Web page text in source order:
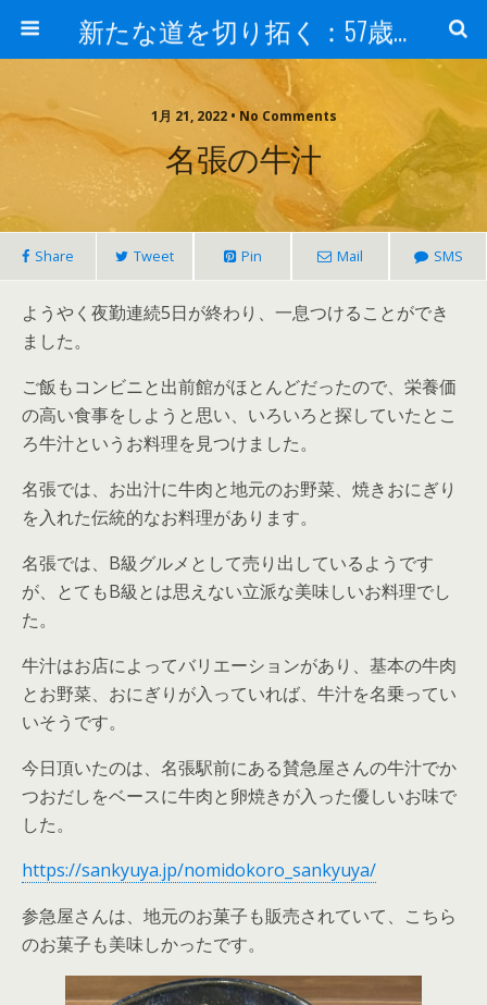
新たな道を切り拓く：57歳男性、大学院の授業室から
1月 21, 2022 • No Comments
名張の牛汁
Share Tweet Pin Mail SMS
ようやく夜勤連続5日が終わり、一息つけることができ
ました。
ご飯もコンビニと出前館がほとんどだったので、栄養価
の高い食事をしようと思い、いろいろと探していたとこ
ろ牛汁というお料理を見つけました。
名張では、お出汁に牛肉と地元のお野菜、焼きおにぎり
を入れた伝統的なお料理があります。
名張では、B級グルメとして売り出しているようです
が、とてもB級とは思えない立派な美味しいお料理でし
た。
牛汁はお店によってバリエーションがあり、基本の牛肉
とお野菜、おにぎりが入っていれば、牛汁を名乗ってい
いそうです。
今日頂いたのは、名張駅前にある賛急屋さんの牛汁でか
つおだしをベースに牛肉と卵焼きが入った優しいお味で
した。
https://sankyuya.jp/nomidokoro_sankyuya/
参急屋さんは、地元のお菓子も販売されていて、こちら
のお菓子も美味しかったです。